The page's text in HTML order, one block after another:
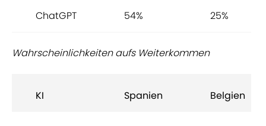
ChatGPT 54% 25%
Wahrscheinlichkeiten aufs Weiterkommen
KI Spanien Belgien